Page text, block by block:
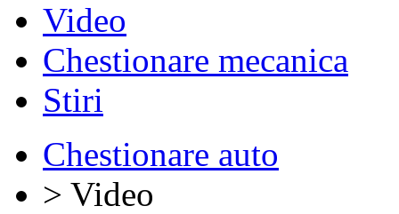
Video
Chestionare mecanica
Stiri
Chestionare auto
> Video